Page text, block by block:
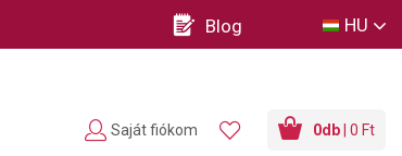
Blog HU
0db | 0 Ft
Saját fiókom